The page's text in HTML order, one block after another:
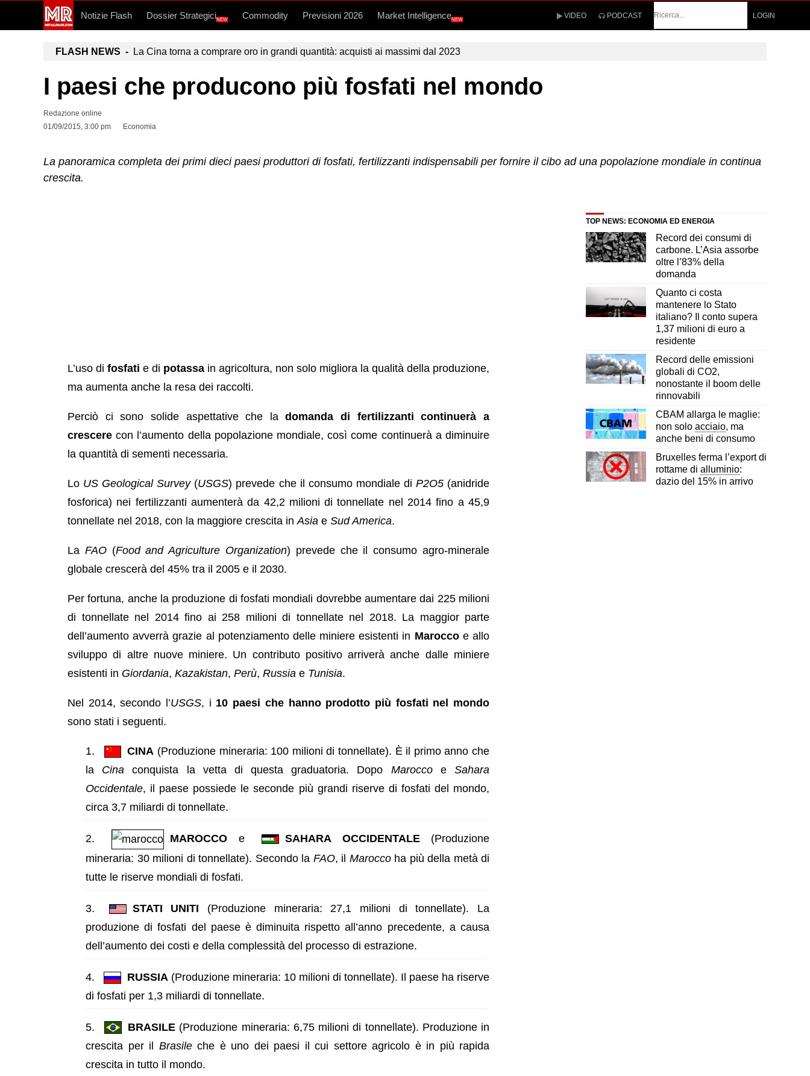
Notizie Flash Dossier StrategiciNEW Commodity Previsioni 2026 Market IntelligenceNEW VIDEO PODCAST
LOGIN
FLASH NEWS - La Cina torna a comprare oro in grandi quantità: acquisti ai massimi dal 2023
I paesi che producono più fosfati nel mondo
Redazione online
01/09/2015, 3:00 pm
Economia
La panoramica completa dei primi dieci paesi produttori di fosfati, fertilizzanti indispensabili per fornire il cibo ad una popolazione mondiale in continua
crescita.
L’uso di fosfati e di potassa in agricoltura, non solo migliora la qualità della produzione,
ma aumenta anche la resa dei raccolti.
Perciò ci sono solide aspettative che ladomanda di fertilizzanti continuerà a
crescere con l’aumento della popolazione mondiale, così come continuerà a diminuire
la quantità di sementi necessaria.
Lo US Geological Survey(USGS) prevede che il consumo mondiale di P2O5(anidride
fosforica) nei fertilizzanti aumenterà da 42,2 milioni di tonnellate nel 2014 fino a 45,9
tonnellate nel 2018, con la maggiore crescita in Asia e Sud America.
La FAO(Food and Agriculture Organization) prevede che il consumo agro-minerale
globale crescerà del 45% tra il 2005 e il 2030.
Per fortuna, anche la produzione di fosfati mondiali dovrebbe aumentare dai 225 milioni
di tonnellate nel 2014 fino ai 258 milioni di tonnellate nel 2018. La maggior parte
dell’aumento avverrà grazie al potenziamento delle miniere esistenti in Maroccoe allo
sviluppo di altre nuove miniere. Un contributo positivo arriverà anche dalle miniere
esistenti in Giordania, Kazakistan, Perù, Russia e Tunisia.
Nel 2014, secondo l’USGS, i 10 paesi che hanno prodotto più fosfati nel mondo
sono stati i seguenti.
CINA (Produzione mineraria: 100 milioni di tonnellate). È il primo anno che
la Cina conquista la vetta di questa graduatoria. Dopo MaroccoeSahara
Occidentale, il paese possiede le seconde più grandi riserve di fosfati del mondo,
circa 3,7 miliardi di tonnellate.
MAROCCO e SAHARA OCCIDENTALE(Produzione
mineraria: 30 milioni di tonnellate). Secondo la FAO, il Maroccoha più della metà di
tutte le riserve mondiali di fosfati.
STATI UNITI (Produzione mineraria: 27,1 milioni di tonnellate). La
produzione di fosfati del paese è diminuita rispetto all’anno precedente, a causa
dell’aumento dei costi e della complessità del processo di estrazione.
RUSSIA (Produzione mineraria: 10 milioni di tonnellate). Il paese ha riserve
di fosfati per 1,3 miliardi di tonnellate.
BRASILE (Produzione mineraria: 6,75 milioni di tonnellate). Produzione in
crescita per il Brasileche è uno dei paesi il cui settore agricolo è in più rapida
crescita in tutto il mondo.
TOP NEWS: ECONOMIA ED ENERGIA
Record dei consumi di
carbone. L’Asia assorbe
oltre l’83% della
domanda
Quanto ci costa
mantenere lo Stato
italiano? Il conto supera
1,37 milioni di euro a
residente
Record delle emissioni
globali di CO2,
nonostante il boom delle
rinnovabili
CBAM allarga le maglie:
non solo acciaio, ma
anche beni di consumo
Bruxelles ferma l’export di
rottame di alluminio:
dazio del 15% in arrivo